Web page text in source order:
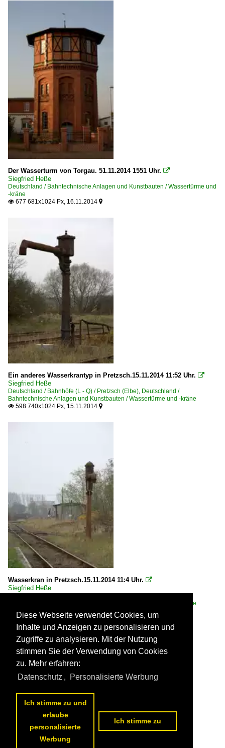
Der Wasserturm von Torgau. 51.11.2014 1551 Uhr. 
Siegfried Heße
Deutschland / Bahntechnische Anlagen und Kunstbauten / Wassertürme und
-kräne
 677 681x1024 Px, 16.11.2014 
Ein anderes Wasserkrantyp in Pretzsch.15.11.2014 11:52 Uhr. 
Siegfried Heße
Deutschland / Bahnhöfe (L - Q) / Pretzsch (Elbe), Deutschland /
Bahntechnische Anlagen und Kunstbauten / Wassertürme und -kräne
 598 740x1024 Px, 15.11.2014 
Wasserkran in Pretzsch.15.11.2014 11:4 Uhr. 
Siegfried Heße
Bahntechnische Anlagen und Kunstbauten / Wassertürme und -kräne
530 739x1024 Px, 15.11.2014
Diese Webseite verwendet Cookies, um
Inhalte und Anzeigen zu personalisieren und
Zugriffe zu analysieren. Mit der Nutzung
stimmen Sie der Verwendung von Cookies
zu. Mehr erfahren:
Datenschutz , Personalisierte Werbung
Ich stimme zu und
erlaube
personalisierte
Werbung
Ich stimme zu